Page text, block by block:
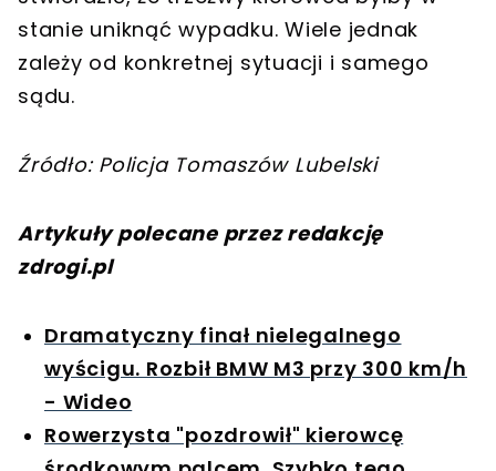
stanie uniknąć wypadku. Wiele jednak
zależy od konkretnej sytuacji i samego
sądu.
Źródło: Policja Tomaszów Lubelski
Artykuły polecane przez redakcję
zdrogi.pl
Dramatyczny finał nielegalnego
wyścigu. Rozbił BMW M3 przy 300 km/h
- Wideo
Rowerzysta "pozdrowił" kierowcę